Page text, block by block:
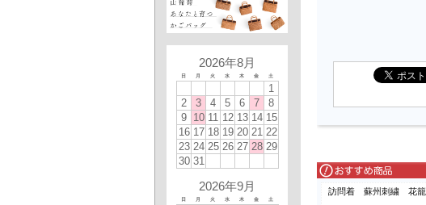
訪問着 蘇州刺繍 花籠
2026年8月
日 月 火 水 木 金 土
1
2
3 4 5 6 7
8
9 10 11 12 13 14 15
16 17 18 19 20 21 22
23 24 25 26 27 28 29
30 31
2026年9月
日 月 火 水 木 金 土